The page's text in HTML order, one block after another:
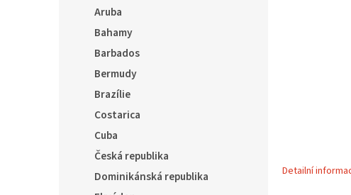
Aruba
Bahamy
Barbados
Bermudy
Brazílie
Costarica
Cuba
Česká republika
Dominikánská republika
Detailní